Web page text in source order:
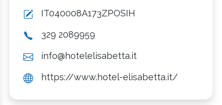
IT040008A173ZPOSIH
329 2089959
info@hotelelisabetta.it
https://www.hotel-elisabetta.it/